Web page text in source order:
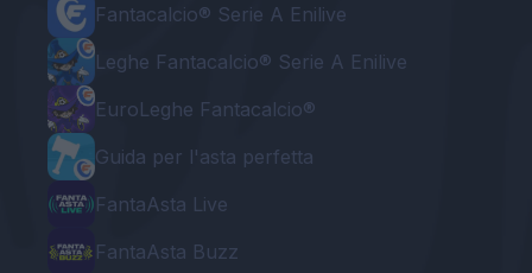
Fantacalcio® Serie A Enilive
Leghe Fantacalcio® Serie A Enilive
EuroLeghe Fantacalcio®
Guida per l'asta perfetta
FantaAsta Live
FantaAsta Buzz